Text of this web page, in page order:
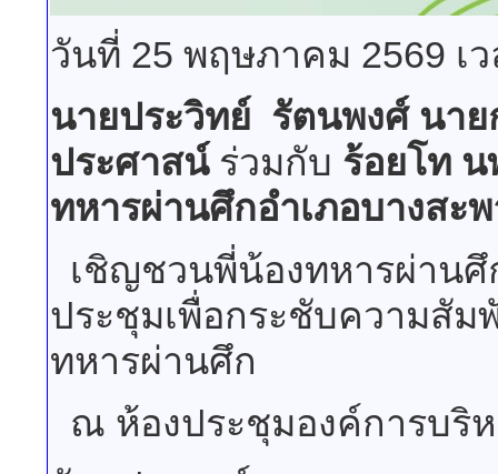
วันที่ 25 พฤษภาคม 2569 เ
นายประวิทย์ รัตนพงศ์ นา
ประศาสน์ร่วมกับร้อยโท
ทหารผ่านศึกอำเภอบางสะ
เชิญชวนพี่น้องทหารผ่านศึ
ประชุมเพื่อกระชับความสั
ทหารผ่านศึก
ณ ห้องประชุมองค์การบริ